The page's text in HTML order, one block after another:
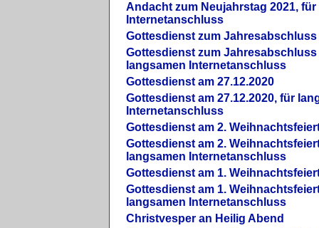
Andacht zum Neujahrstag 2021,
Internetanschluss
Gottesdienst zum Jahresabschluss
Gottesdienst zum Jahresabschluss
langsamen Internetanschluss
Gottesdienst am 27.12.2020
Gottesdienst am 27.12.2020, für
Internetanschluss
Gottesdienst am 2.
Gottesdienst am 2.
langsamen Internetanschluss
Gottesdienst am 1.
Gottesdienst am 1.
langsamen Internetanschluss
Christvesper an Heilig Abend